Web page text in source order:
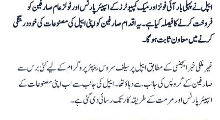
ایپل نے پہلی بار آئی فونز اور میک کمپیوٹرز کے اسپیئرپارٹس اور ٹولز عام صارفین کو
فروخت کرنے کا فیصلہ کیا ہے۔ یہ اقدام صارفین کو اپنی ایپل کی مصنوعات کی خود درستگی
کرنے میں معاون ثابت ہوگا۔
غیر ملکی خبرایجنسی کے مطابق ایپل پر سیلف سروس ریپئر پروگرام کے لیے کئی برس سے
صارفین کے گروپس کی جانب سے دباؤ تھا۔ ایپل کی جانب سے اب اپنی مصنوعات کے
اسپیئرپارٹس اور مرمت کے طریقہ کار تک رسائی دی گئی ہے۔